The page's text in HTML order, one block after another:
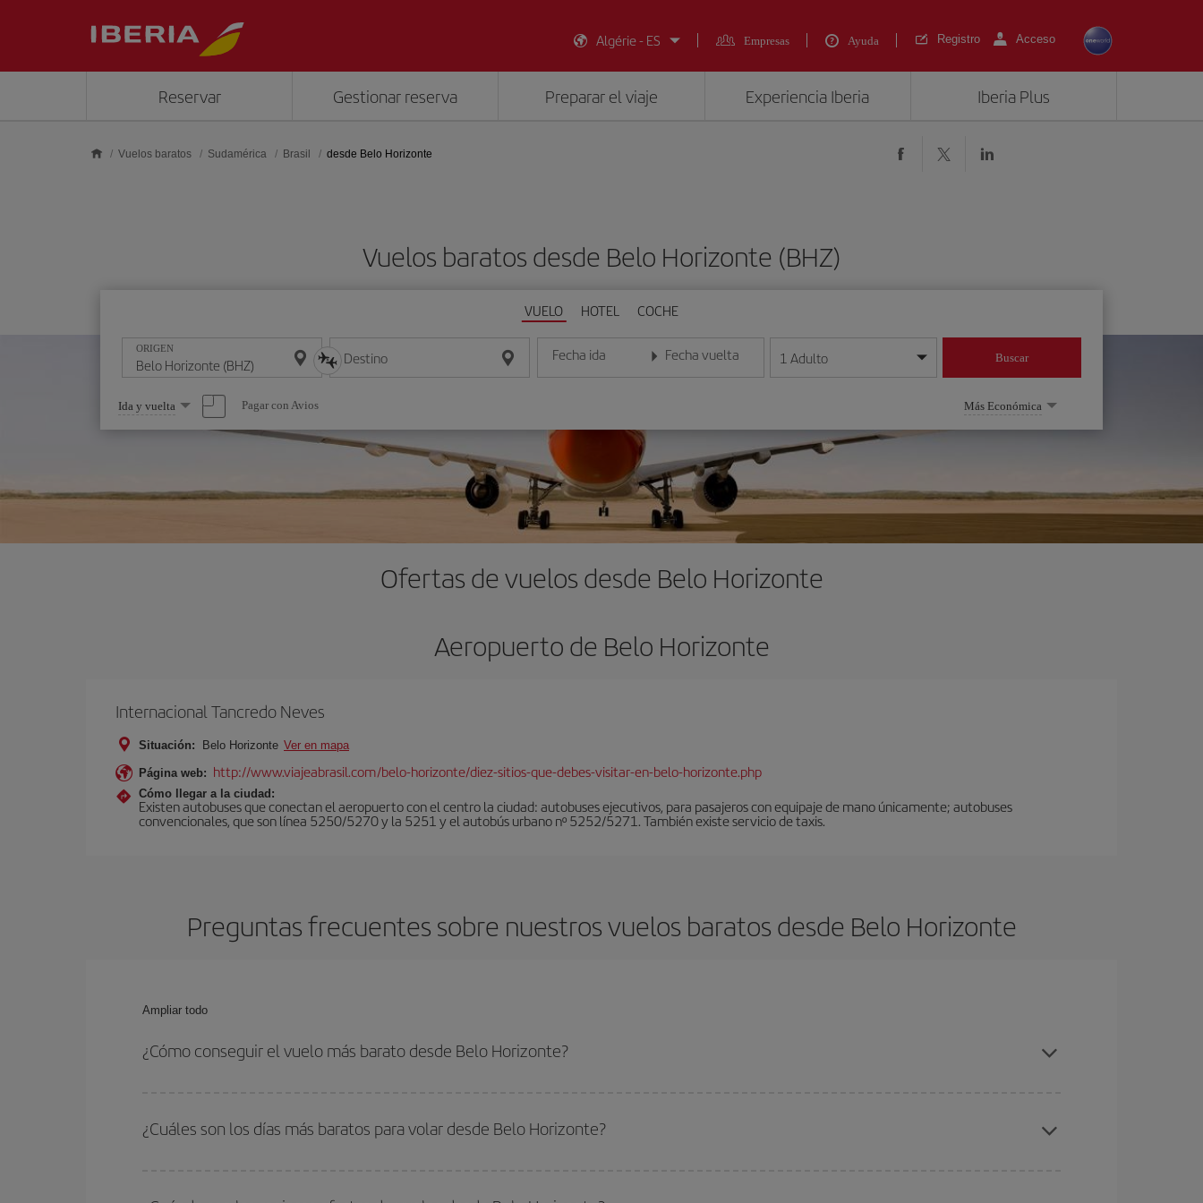
Algérie - ES
Empresas Ayuda Registro Acceso
Reservar Gestionar reserva Preparar el viaje Experiencia Iberia Iberia Plus
Vuelos baratos Sudamérica Brasil desde Belo Horizonte
Vuelos baratos desde Belo Horizonte (BHZ)
VUELO HOTEL COCHE
ORIGEN Destino Fecha ida
Introduce la fecha en formato día/mes/año
Fecha vuelta
Introduce la fecha en formato día/mes/año
1 Adulto Buscar
Seleccione
una
opción
Ida y vuelta Pagar con Avios Más Económica
Ofertas de vuelos desde Belo Horizonte
Aeropuerto de Belo Horizonte
Internacional Tancredo Neves
Situación: Belo Horizonte Ver en mapa
Página web: http://www.viajeabrasil.com/belo-horizonte/diez-sitios-que-debes-visitar-en-belo-horizonte.php
Cómo llegar a la ciudad:
Existen autobuses que conectan el aeropuerto con el centro la ciudad: autobuses ejecutivos, para pasajeros con equipaje de mano únicamente; autobuses
convencionales, que son línea 5250/5270 y la 5251 y el autobús urbano nº 5252/5271. También existe servicio de taxis.
Preguntas frecuentes sobre nuestros vuelos baratos desde Belo Horizonte
Ampliar todo
¿Cómo conseguir el vuelo más barato desde Belo Horizonte?
vuelta. Además, si no tienes decidido un destino concreto para tu viaje, mira nuestras ofertas y déjate inspirar: seguro que encuentras el vuelo más barato.
¿Cuáles son los días más baratos para volar desde Belo Horizonte?
quieres ir y en qué fechas habías pensado viajar. Te mostraremos los vuelos más baratos, no solo